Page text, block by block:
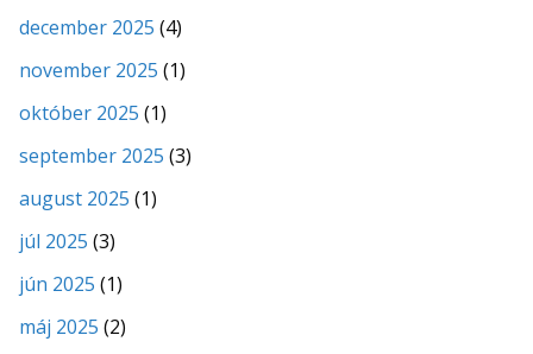
december 2025 (4)
november 2025 (1)
október 2025 (1)
september 2025 (3)
august 2025 (1)
júl 2025 (3)
jún 2025 (1)
máj 2025 (2)